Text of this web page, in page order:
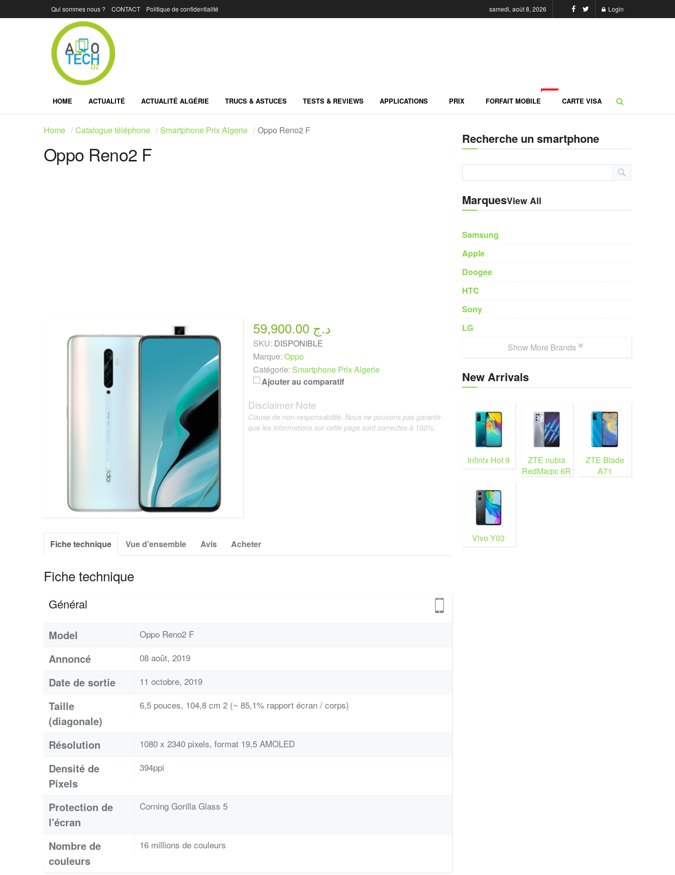
Qui sommes nous ? CONTACT Politique de confidentialité samedi, août 8, 2026 Login
HOME ACTUALITÉ ACTUALITÉ ALGÉRIE TRUCS & ASTUCES TESTS & REVIEWS APPLICATIONS PRIX FORFAIT MOBILE CARTE VISA
Home Catalogue téléphone Smartphone Prix Algerie Oppo Reno2 F
Oppo Reno2 F
59,900.00 د.ج
SKU: DISPONIBLE
Marque: Oppo
Catégorie: Smartphone Prix Algerie
Ajouter au comparatif
Fiche technique Vue d'ensemble Avis Acheter
Fiche technique
Général
Model Oppo Reno2 F
Annoncé 08 août, 2019
Date de sortie 11 octobre, 2019
Taille
(diagonale)
6,5 pouces, 104,8 cm 2 (~ 85,1% rapport écran / corps)
Résolution 1080 x 2340 pixels, format 19,5 AMOLED
Densité de
Pixels
394ppi
Protection de
l'écran
Corning Gorilla Glass 5
Nombre de
couleurs
16 millions de couleurs
Disclaimer Note
Clause de non-responsabilité. Nous ne pouvons pas garantir
que les informations sur cette page sont correctes à 100%.
Recherche un smartphone
MarquesView All
Samsung
Apple
Doogee
HTC
Sony
LG
Show More Brands
New Arrivals
Infinix Hot 9
ZTE nubia
RedMagic 6R
ZTE Blade
A71
Vivo Y03